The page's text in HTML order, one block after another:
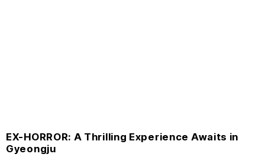
EX-HORROR: A Thrilling Experience Awaits in
Gyeongju